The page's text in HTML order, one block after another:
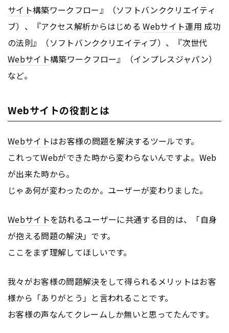
サイト構築ワークフロー』（ソフトバンククリエイティ
ブ）、『アクセス解析からはじめるWebサイト運用 成功
の法則』（ソフトバンククリエイティブ）、『次世代
Webサイト構築ワークフロー』（インプレスジャパン）
など。
Webサイトの役割とは
Webサイトはお客様の問題を解決するツールです。
これってWebができた時から変わらないんですよ。Web
が出来た時から。
じゃあ何が変わったのか。ユーザーが変わりました。
Webサイトを訪れるユーザーに共通する目的は、「自身
が抱える問題の解決」です。
ここをまず理解してほしいです。
我々がお客様の問題解決をして得られるメリットはお客
様から「ありがとう」と言われることです。
お客様の声なんてクレームしか無いと思ってたんです。